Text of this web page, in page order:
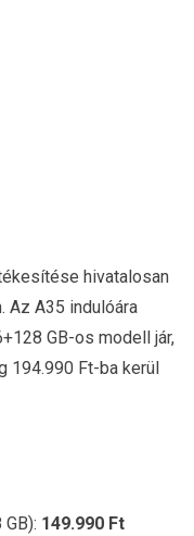
hivatalosan
Az A35 indulóára
GB-os modell jár,
194.990 Ft-ba kerül
149.990 Ft